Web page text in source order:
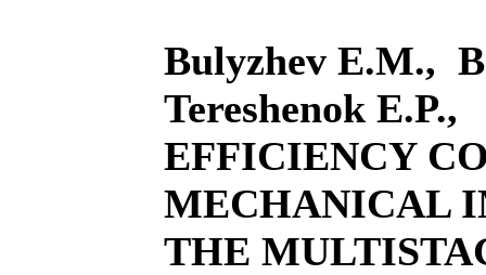
Bulyzhev E.M.,
Tereshenok
EFFICIENCY
MECHANICAL
THE